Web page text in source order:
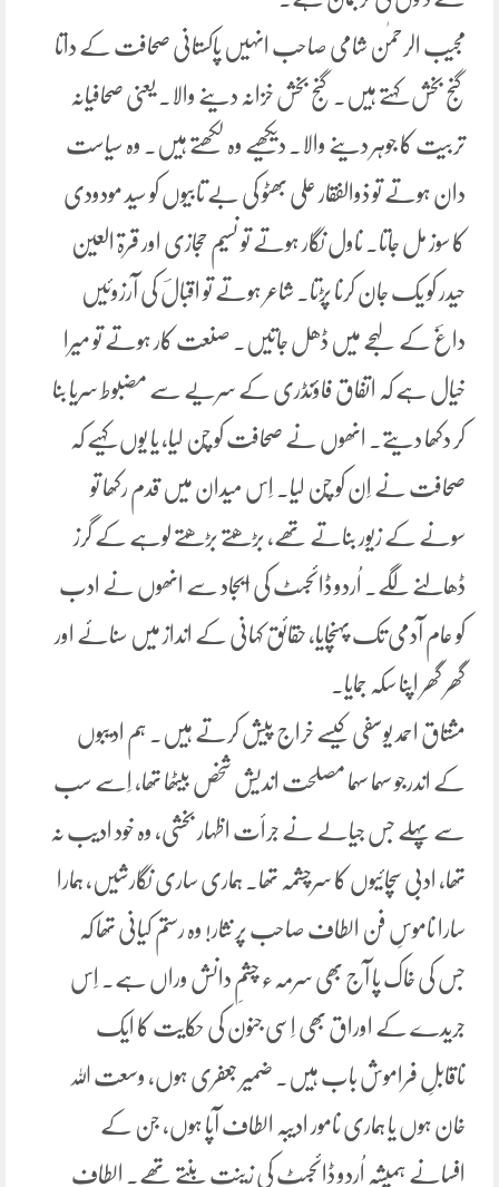
مجیب الرحمٰن شامی صاحب انہیں پاکستانی صحافت کے داتا
گنج بخش کہتے ہیں۔ گنج بخش خزانہ دینے والا۔ یعنی صحافیانہ
تربیت کا جوہر دینے والا۔ دیکھیے وہ لکھتے ہیں۔ وہ سیاست
دان ہوتے تو ذوالفقار علی بھٹو کی بے تابیوں کو سید مودودی
کا سوز مل جاتا۔ ناول نگار ہوتے تو نسیم حجازی اور قرۃ العین
حیدر کو یک جان کرنا پڑتا۔ شاعر ہوتے تو اقبالؔ کی آرزوئیں
داغؔ کے لہجے میں ڈھل جاتیں۔ صنعت کار ہوتے تو میرا
خیال ہے کہ اتفاق فاؤنڈری کے سریے سے مضبوط سریا بنا
کر دکھا دیتے۔ انھوں نے صحافت کو چُن لیا، یا یوں کہیے کہ
صحافت نے اِن کو چُن لیا۔ اِس میدان میں قدم رکھا تو
سونے کے زیور بناتے تھے، بڑھتے بڑھتے لوہے کے گرز
ڈھالنے لگے۔ اُردو ڈائجسٹ کی ایجاد سے انھوں نے ادب
کو عام آدمی تک پہنچایا، حقائق کہانی کے انداز میں سنائے اور
گھر گھر اپنا سکہ جمایا۔
مشتاق احمد یوسفی کیسے خراج پیش کرتے ہیں۔ ہم ادیبوں
کے اندرجو سہما سہما مصلحت اندیش شخص بیٹھا تھا، اِسے سب
سے پہلے جس جیالے نے جرأت اظہار بخشی، وہ خود ادیب نہ
تھا، ادبی سچائیوں کا سرچشمہ تھا۔ ہماری ساری نگارشیں، ہمارا
سارا ناموسِ فن الطاف صاحب پر نثار! وہ رستم کیانی تھا کہ
جس کی خاک پا آج بھی سرمہء چشمِ دانش وراں ہے۔ اِس
جریدے کے اوراق بھی اِسی جنون کی حکایت کا ایک
ناقابلِ فراموش باب ہیں۔ ضمیر جعفری ہوں، وسعت اللہ
خان ہوں یا ہماری نامور ادیبہ الطاف آپا ہوں، جن کے
افسانے ہمیشہ اُردو ڈائجسٹ کی زینت بنتے تھے۔ الطاف